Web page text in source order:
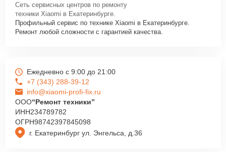
Сеть сервисных центров по ремонту
техники Xiaomi в Екатеринбурге.
Профильный сервис по технике Xiaomi в Екатеринбурге.
Ремонт любой сложности с гарантией качества.
г. Екатеринбург ул. Энгельса, д.36
Ежедневно с 9:00 до 21:00
+7 (343) 288-39-12
info@xiaomi-profi-fix.ru
ООО“Ремонт техники”
ИНН234789782
ОГРН98742397845098